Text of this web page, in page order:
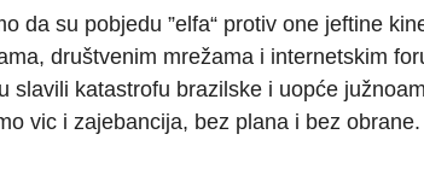
da su pobjedu ”elfa“ protiv one jeftine
društvenim mrežama i internetskim
slavili katastrofu brazilske i uopće
vic i zajebancija, bez plana i bez obrane.